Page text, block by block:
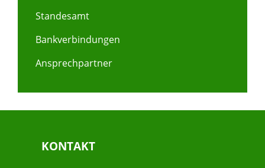
Standesamt
Bankverbindungen
Ansprechpartner
KONTAKT